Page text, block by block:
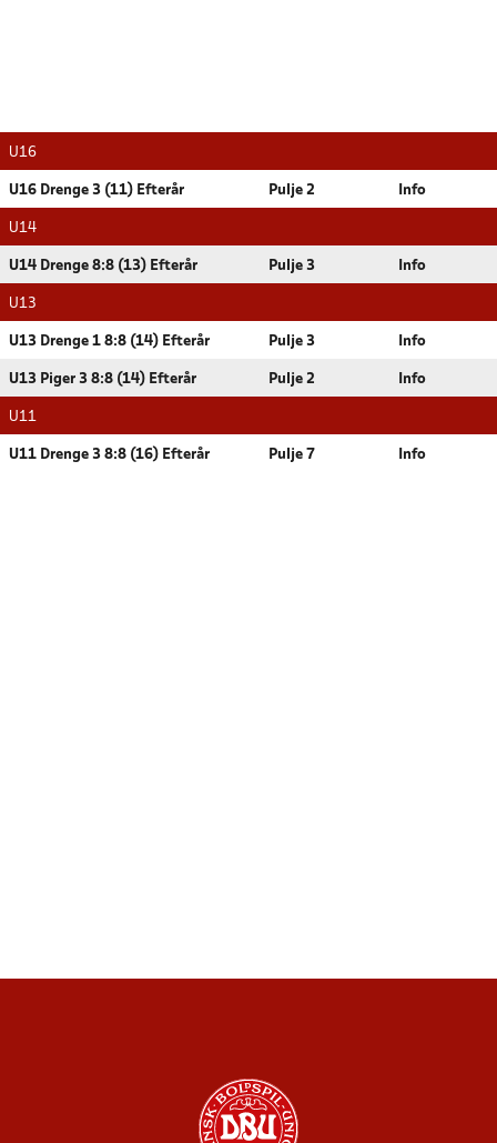
U16
U16 Drenge 3 (11) Efterår Pulje 2 Info
U14
U14 Drenge 8:8 (13) Efterår Pulje 3 Info
U13
U13 Drenge 1 8:8 (14) Efterår Pulje 3 Info
U13 Piger 3 8:8 (14) Efterår Pulje 2 Info
U11
U11 Drenge 3 8:8 (16) Efterår Pulje 7 Info